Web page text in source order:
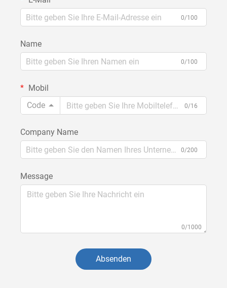
0/100
Name
0/100
Mobil
Code
0/16
Company Name
0/200
Message
0/1000
Absenden